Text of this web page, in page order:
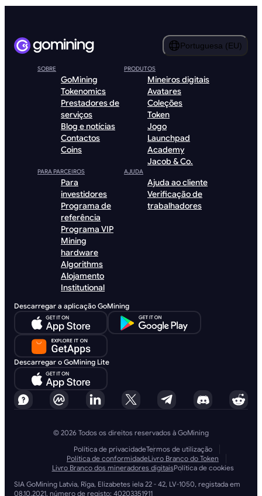
Portuguesa (EU)
SOBRE
GoMining
Tokenomics
Prestadores de
serviços
Blog e notícias
Contactos
Coins
PRODUTOS
Mineiros digitais
Avatares
Coleções
Token
Jogo
Launchpad
Academy
Jacob & Co.
PARA PARCEIROS
Para
investidores
Programa de
referência
Programa VIP
Mining
hardware
Algorithms
Alojamento
Institutional
AJUDA
Ajuda ao cliente
Verificação de
trabalhadores
Descarregar a aplicação GoMining
Descarregar o GoMining Lite
© 2026 Todos os direitos reservados à GoMining
Política de privacidadeTermos de utilização
Política de conformidadeLivro Branco do Token
Livro Branco dos mineradores digitaisPolítica de cookies
SIA GoMining Latvia, Rīga, Elizabetes iela 22 - 42, LV-1050, registada em
08.10.2021, número de registo: 40203351911